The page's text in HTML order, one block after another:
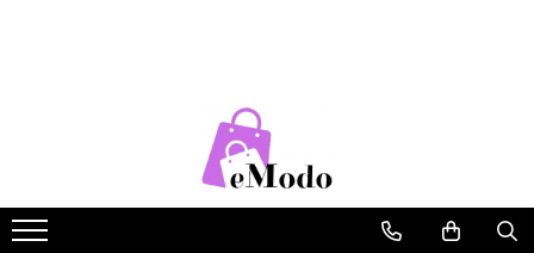
CADOU MAMĂ
CADOU FIICĂ
RUCSACURI DAMA
CURELE DAMA
PORTOFELE BARBATI
RUCSACURI BARBATI